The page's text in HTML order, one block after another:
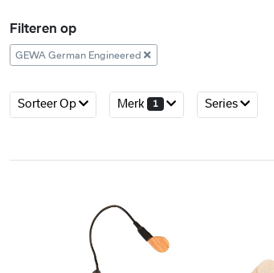
Filteren op
GEWA German Engineered
Sorteer Op Merk 1 Series